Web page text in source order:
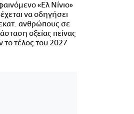
«Ελ Νίνιο»
να οδηγήσει
ανθρώπους σε
οξείας πείνας
το τέλος του 2027